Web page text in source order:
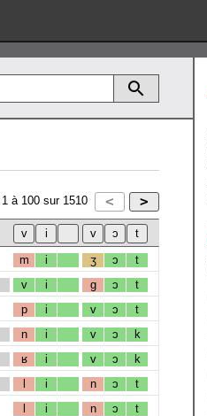
1 à 100 sur 1510
m i ʒ ɔ t
v i g ɔ t
p i v ɔ t
n i v ɔ k
ʁ i v ɔ k
l i n ɔ t
l i n ɔ t